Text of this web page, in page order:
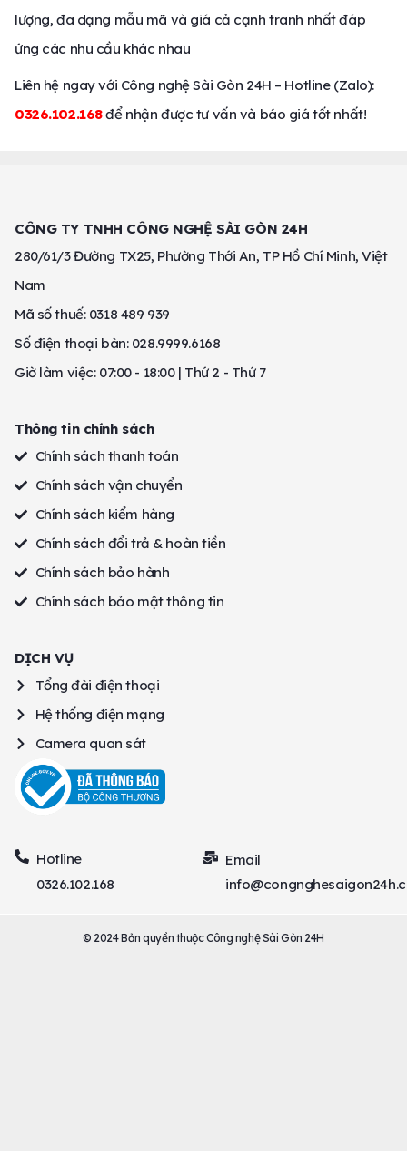
lượng, đa dạng mẫu mã và giá cả cạnh tranh nhất đáp
ứng các nhu cầu khác nhau
Liên hệ ngay với Công nghệ Sài Gòn 24H – Hotline (Zalo):
0326.102.168để nhận được tư vấn và báo giá tốt nhất!
CÔNG TY TNHH CÔNG NGHỆ SÀI GÒN 24H
280/61/3 Đường TX25, Phường Thới An, TP Hồ Chí Minh, Việt
Nam
Mã số thuế: 0318 489 939
Số điện thoại bàn: 028.9999.6168
Giờ làm việc: 07:00 - 18:00 | Thứ 2 - Thứ 7
Thông tin chính sách
Chính sách thanh toán
Chính sách vận chuyển
Chính sách kiểm hàng
Chính sách đổi trả & hoàn tiền
Chính sách bảo hành
Chính sách bảo mật thông tin
DỊCH VỤ
Tổng đài điện thoại
Hệ thống điện mạng
Camera quan sát
Hotline
0326.102.168
Email
© 2024 Bản quyền thuộc Công nghệ Sài Gòn 24H